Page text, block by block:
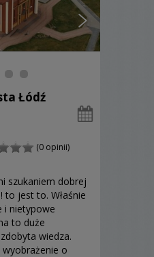
Łódź
(0 opinii)
szukaniem dobrej
to jest to. Właśnie
i nietypowe
to duże
wiedza.
o